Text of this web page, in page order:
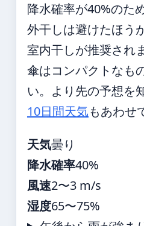
降水確率が40%のため
外干しは避けたほう
室内干しが推奨され
傘はコンパクトなも
い。より先の予想を
10日間天気もあわせ
天気曇り
降水確率40%
風速2〜3 m/s
湿度65〜75%